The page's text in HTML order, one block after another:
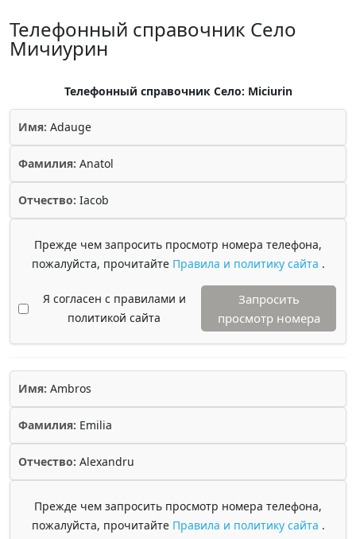
Телефонный справочник Село
Мичиурин
Телефонный справочник Село: Miciurin
Имя: Adauge
Фамилия: Anatol
Отчество: Iacob
Прежде чем запросить просмотр номера телефона,
пожалуйста, прочитайте Правила и политику сайта .
Я согласен с правилами и
политикой сайта
Запросить
просмотр номера
Имя: Ambros
Фамилия: Emilia
Отчество: Alexandru
Прежде чем запросить просмотр номера телефона,
пожалуйста, прочитайте Правила и политику сайта .